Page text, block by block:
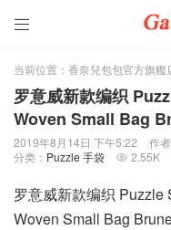

当前位置： 香奈兒包包官方旗
罗意威新款编织
Woven Small Bag
2019年8月14日 下午5:22 作者
分类： Puzzle 手袋  2.55K
罗意威新款编织 Puzzle
Woven Small Bag